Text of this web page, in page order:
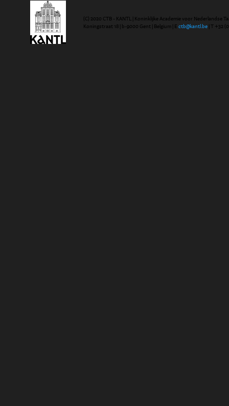
(C) 2020 CTB - KANTL | Koninklijke Academie voor Nederlandse
Koningstraat 18 | b-9000 Gent | Belgium | E ctb@kantl.be | T +32